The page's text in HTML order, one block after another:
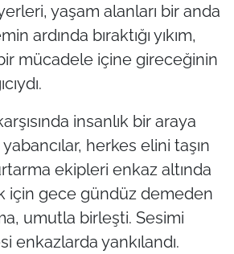
yaşam alanları bir anda
ardında bıraktığı yıkım,
bir mücadele içine gireceğinin
insanlık bir araya
herkes elini taşın
ekipleri enkaz altında
için gece gündüz demeden
umutla birleşti. Sesimi
enkazlarda yankılandı.